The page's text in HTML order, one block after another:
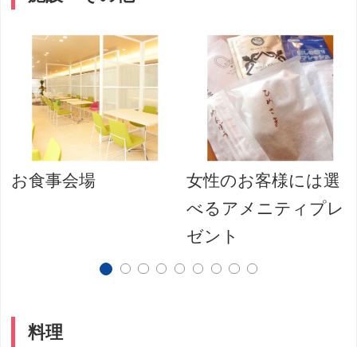
お食事会場
女性のお客様には選
べるアメニティプレ
ゼント
料理